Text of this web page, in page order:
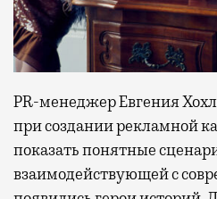
PR-менеджер Евгения
при создании рекламной
показать понятные
взаимодействующей с